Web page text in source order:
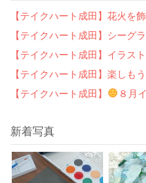
【テイクハート成田】花火を
【テイクハート成田】シーグ
【テイクハート成田】イラス
【テイクハート成田】楽しも
【テイクハート成田】
８月
新着写真